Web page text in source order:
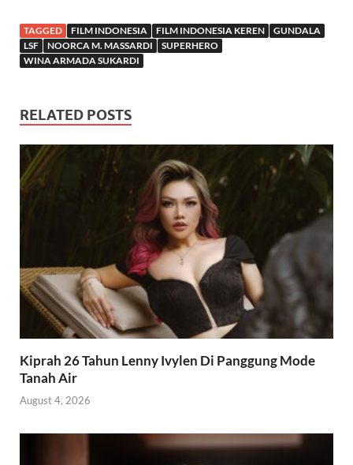
TAGGED FILM INDONESIA FILM INDONESIA KEREN
GUNDALA
LSF
NOORCA M. MASSARDI
SUPERHERO
WINA ARMADA SUKARDI
RELATED POSTS
Kiprah 26 Tahun Lenny Ivylen Di Panggung Mode
Tanah Air
August 4, 2026